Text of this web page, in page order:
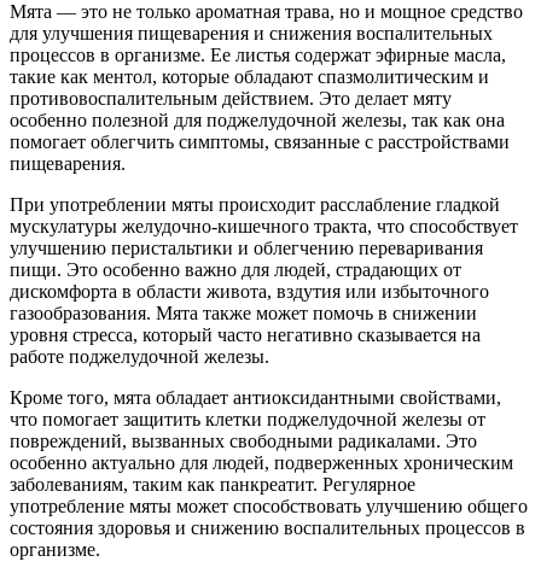
Мята — это не только ароматная трава, но и мощное средство
для улучшения пищеварения и снижения воспалительных
процессов в организме. Ее листья содержат эфирные масла,
такие как ментол, которые обладают спазмолитическим и
противовоспалительным действием. Это делает мяту
особенно полезной для поджелудочной железы, так как она
помогает облегчить симптомы, связанные с расстройствами
пищеварения.
При употреблении мяты происходит расслабление гладкой
мускулатуры желудочно-кишечного тракта, что способствует
улучшению перистальтики и облегчению переваривания
пищи. Это особенно важно для людей, страдающих от
дискомфорта в области живота, вздутия или избыточного
газообразования. Мята также может помочь в снижении
уровня стресса, который часто негативно сказывается на
работе поджелудочной железы.
Кроме того, мята обладает антиоксидантными свойствами,
что помогает защитить клетки поджелудочной железы от
повреждений, вызванных свободными радикалами. Это
особенно актуально для людей, подверженных хроническим
заболеваниям, таким как панкреатит. Регулярное
употребление мяты может способствовать улучшению общего
состояния здоровья и снижению воспалительных процессов в
организме.